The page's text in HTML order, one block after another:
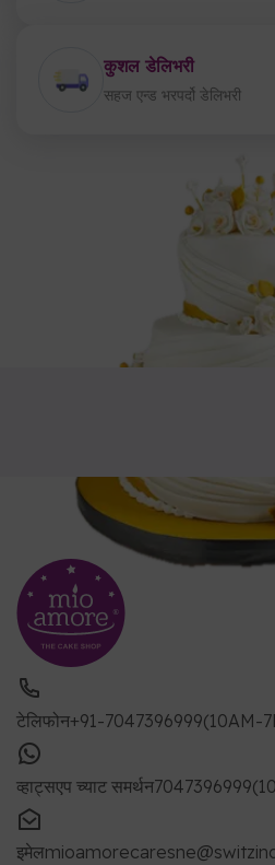
कुशल डेलिभरी
सहज एन्ड भरपर्दो डेलिभरी
टेलिफोन+91-7047396999(10AM-
व्हाट्सएप च्याट समर्थन
इमेल